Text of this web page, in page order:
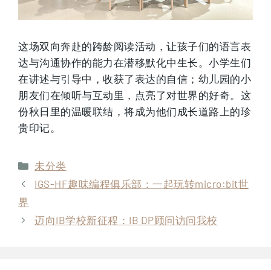
这场双向奔赴的跨龄阅读活动，让孩子们的语言表
达与沟通协作的能力在潜移默化中生长。小学生们
在讲述与引导中，收获了表达的自信；幼儿园的小
朋友们在倾听与互动里，点亮了对世界的好奇。这
份秋日里的温暖联结，将成为他们成长道路上的珍
贵印记。
分
类
未分类
IGS-HF趣味编程俱乐部：一起玩转micro:bit世
界
迈向IB学校新征程：IB DP顾问访问我校